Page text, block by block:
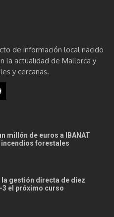
de información local nacido
la actualidad de Mallorca y
y cercanas.
millón de euros a IBANAT
incendios forestales
la gestión directa de diez
3 el próximo curso